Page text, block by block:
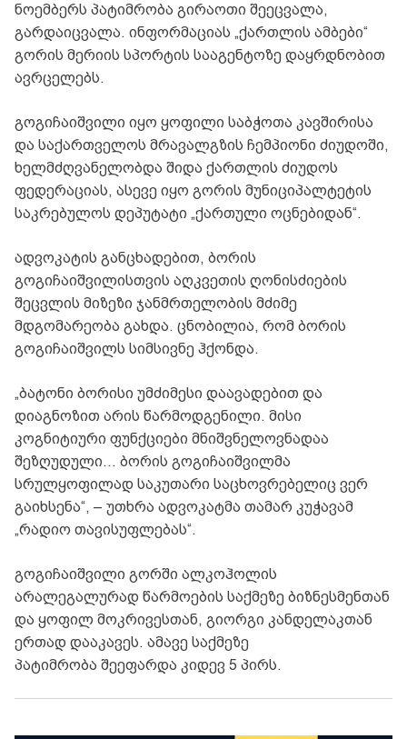
ნოემბერს პატიმრობა გირაოთი შეეცვალა,
გარდაიცვალა. ინფორმაციას „ქართლის ამბები“
გორის მერიის სპორტის სააგენტოზე დაყრდნობით
ავრცელებს.
გოგიჩაიშვილი იყო ყოფილი საბჭოთა კავშირისა
და საქართველოს მრავალგზის ჩემპიონი ძიუდოში,
ხელმძღვანელობდა შიდა ქართლის ძიუდოს
ფედერაციას, ასევე იყო გორის მუნიციპალტეტის
საკრებულოს დეპუტატი „ქართული ოცნებიდან“.
ადვოკატის განცხადებით, ბორის
გოგიჩაიშვილისთვის აღკვეთის ღონისძიების
შეცვლის მიზეზი ჯანმრთელობის მძიმე
მდგომარეობა გახდა. ცნობილია, რომ ბორის
გოგიჩაიშვილს სიმსივნე ჰქონდა.
„ბატონი ბორისი უმძიმესი დაავადებით და
დიაგნოზით არის წარმოდგენილი. მისი
კოგნიტიური ფუნქციები მნიშვნელოვნადაა
შეზღუდული… ბორის გოგიჩაიშვილმა
სრულყოფილად საკუთარი საცხოვრებელიც ვერ
გაიხსენა“, – უთხრა ადვოკატმა თამარ კუჭავამ
„რადიო თავისუფლებას“.
გოგიჩაიშვილი გორში ალკოჰოლის
არალეგალურად წარმოების საქმეზე ბიზნესმენთან
და ყოფილ მოკრივესთან, გიორგი კანდელაკთან
ერთად დააკავეს. ამავე საქმეზე
პატიმრობა შეეფარდა კიდევ 5 პირს.